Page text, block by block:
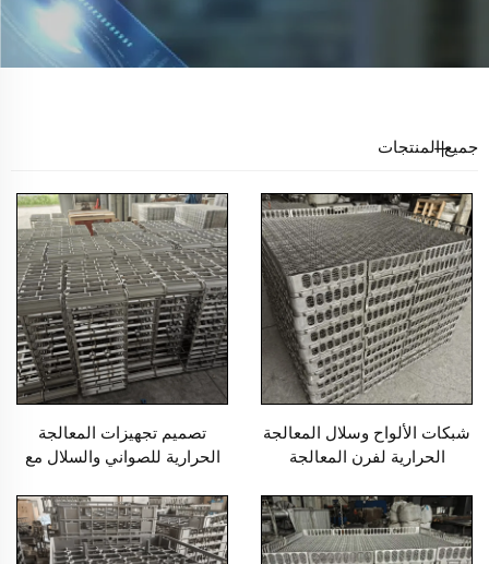
جميع المنتجات
شبكات الألواح وسلال المعالجة
الحرارية لفرن المعالجة
تصميم تجهيزات المعالجة
الحرارية للصواني والسلال مع